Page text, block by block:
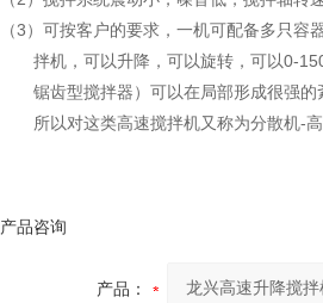
（3）可按客户的要求，一机可配备多只
拌机，可以升降，可以旋转，可以0-
锯齿型搅拌器）可以在局部形成很强的
所以对这类高速搅拌机又称为分散机-高
产品咨询
产品：